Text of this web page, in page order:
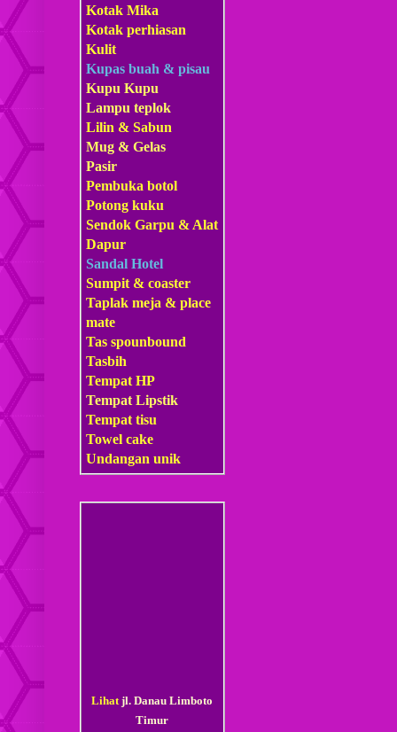
Kotak Mika
Kotak perhiasan
Kulit
Kupas buah & pisau
Kupu Kupu
Lampu teplok
Lilin & Sabun
Mug & Gelas
Pasir
Pembuka botol
Potong kuku
Sendok Garpu & Alat
Dapur
Sandal Hotel
Sumpit & coaster
Taplak meja & place
mate
Tas spounbound
Tasbih
Tempat HP
Tempat Lipstik
Tempat tisu
Towel cake
Undangan unik
Lihatjl. Danau Limboto
Timur